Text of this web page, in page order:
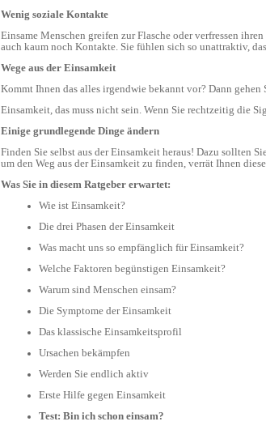
Wenig soziale Kontakte
Einsame Menschen greifen zur Flasche oder verfressen ihren Kummer, werden immer unansehnlicher und finden dann
Wege aus der Einsamkeit
Einige grundlegende Dinge ändern
Finden Sie selbst aus der Einsamkeit heraus! Dazu sollten Sie einige grundlegende Dinge ändern. Was genau zu tun ist,
um den Weg aus der Einsamkeit zu finden, verrät Ihnen
Was Sie in diesem Ratgeber erwartet:
Wie ist Einsamkeit?
Die drei Phasen der Einsamkeit
Was macht uns so empfänglich für Einsamkeit?
Welche Faktoren begünstigen Einsamkeit?
Warum sind Menschen einsam?
Die Symptome der Einsamkeit
Das klassische Einsamkeitsprofil
Ursachen bekämpfen
Werden Sie endlich aktiv
Erste Hilfe gegen Einsamkeit
Test: Bin ich schon einsam?